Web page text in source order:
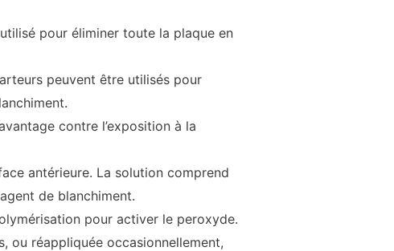
pour éliminer toute la plaque en
peuvent être utilisés pour
contre l’exposition à la
antérieure. La solution comprend
de blanchiment.
pour activer le peroxyde.
ou réappliquée occasionnellement,